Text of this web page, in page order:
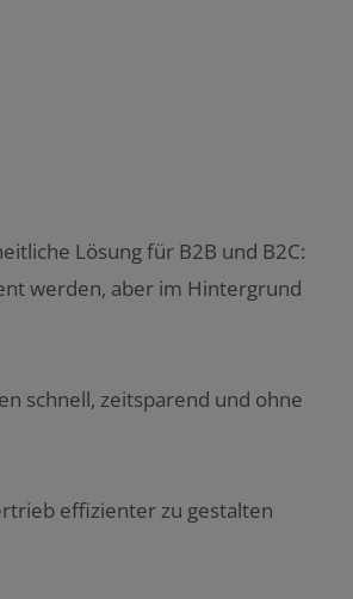
Lösung für B2B und B2C:
werden, aber im Hintergrund
schnell, zeitsparend und ohne
effizienter zu gestalten